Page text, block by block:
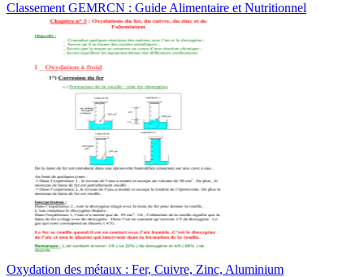
Classement GEMRCN : Guide Alimentaire et Nutritionnel
Oxydation des métaux : Fer, Cuivre, Zinc, Aluminium